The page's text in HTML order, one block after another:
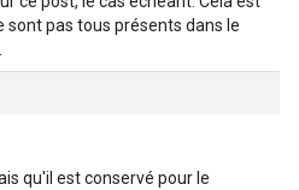
pas tous présents dans le
qu'il est conservé pour le